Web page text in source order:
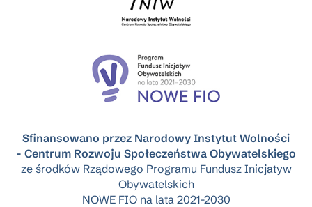
Sfinansowano przez Narodowy Instytut Wolności
- Centrum Rozwoju Społeczeństwa Obywatelskiego
ze środków Rządowego Programu Fundusz Inicjatyw
Obywatelskich
NOWE FIO na lata 2021-2030